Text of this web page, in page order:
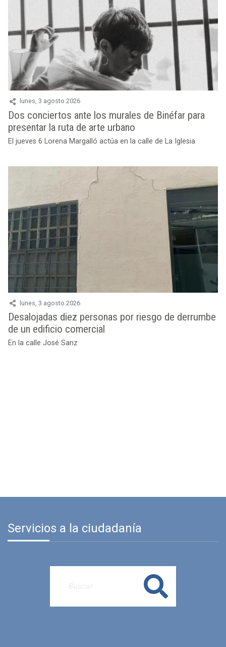
lunes, 3 agosto 2026
Dos conciertos ante los murales de Binéfar para
presentar la ruta de arte urbano
El jueves 6 Lorena Margalló actúa en la calle de La Iglesia
lunes, 3 agosto 2026
Desalojadas diez personas por riesgo de derrumbe
de un edificio comercial
En la calle José Sanz
Servicios a la ciudadanía
Buscar